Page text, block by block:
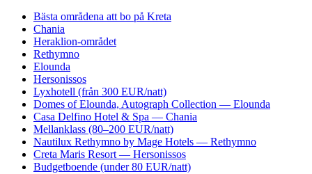
Bästa områdena att bo på Kreta
Chania
Heraklion-området
Rethymno
Elounda
Hersonissos
Lyxhotell (från 300 EUR/natt)
Domes of Elounda, Autograph Collection — Elounda
Casa Delfino Hotel & Spa — Chania
Mellanklass (80–200 EUR/natt)
Nautilux Rethymno by Mage Hotels — Rethymno
Creta Maris Resort — Hersonissos
Budgetboende (under 80 EUR/natt)